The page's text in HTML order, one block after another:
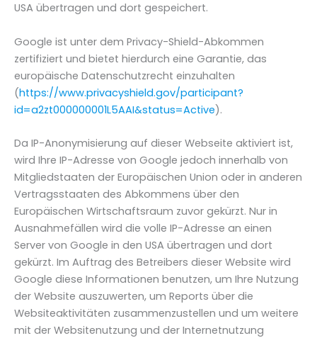
USA übertragen und dort gespeichert.
Google ist unter dem Privacy-Shield-Abkommen
zertifiziert und bietet hierdurch eine Garantie, das
europäische Datenschutzrecht einzuhalten
(https://www.privacyshield.gov/participant?
id=a2zt000000001L5AAI&status=Active).
Da IP-Anonymisierung auf dieser Webseite aktiviert ist,
wird Ihre IP-Adresse von Google jedoch innerhalb von
Mitgliedstaaten der Europäischen Union oder in anderen
Vertragsstaaten des Abkommens über den
Europäischen Wirtschaftsraum zuvor gekürzt. Nur in
Ausnahmefällen wird die volle IP-Adresse an einen
Server von Google in den USA übertragen und dort
gekürzt. Im Auftrag des Betreibers dieser Website wird
Google diese Informationen benutzen, um Ihre Nutzung
der Website auszuwerten, um Reports über die
Websiteaktivitäten zusammenzustellen und um weitere
mit der Websitenutzung und der Internetnutzung